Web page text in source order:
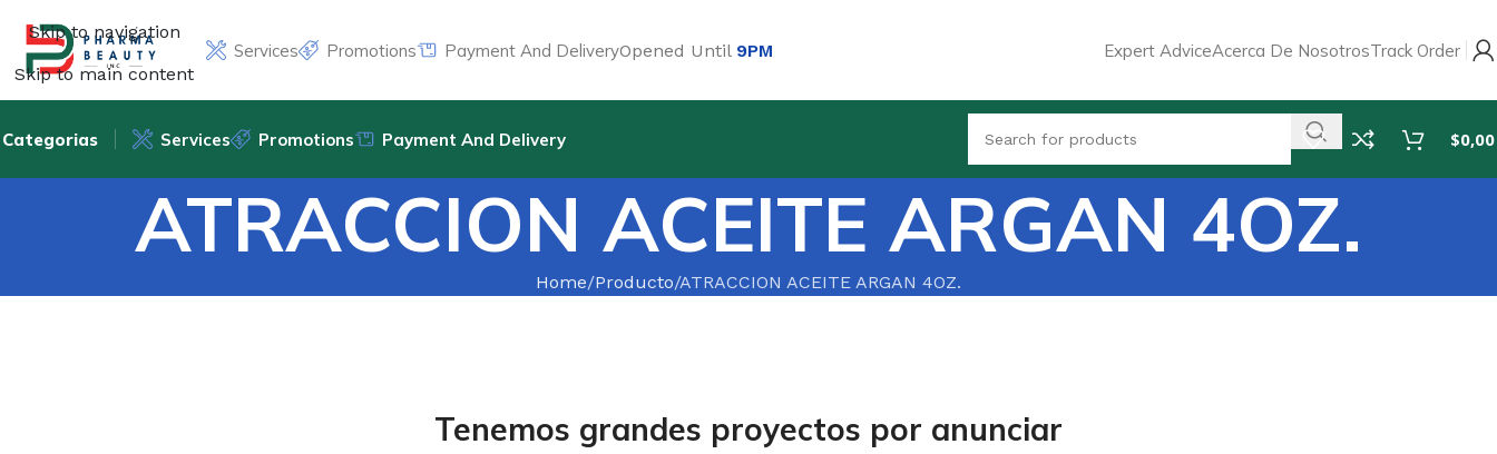
Skip to navigation
Skip to main content
Services Promotions Payment And DeliveryOpened Until 9PM Expert AdviceAcerca De NosotrosTrack Order
Categorias Services Promotions Payment And Delivery $0,00
ATRACCION ACEITE ARGAN 4OZ.
Home Producto ATRACCION ACEITE ARGAN 4OZ.
Tenemos grandes proyectos por anunciar